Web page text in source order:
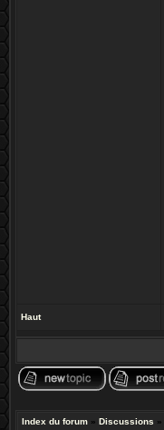
Haut
Index du forum » Discussions »